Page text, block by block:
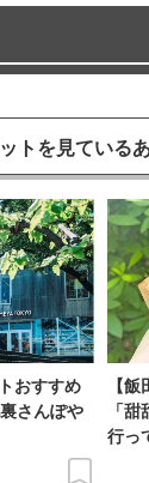
トを見ている
おすすめ
さんぽや
【
「
行っ